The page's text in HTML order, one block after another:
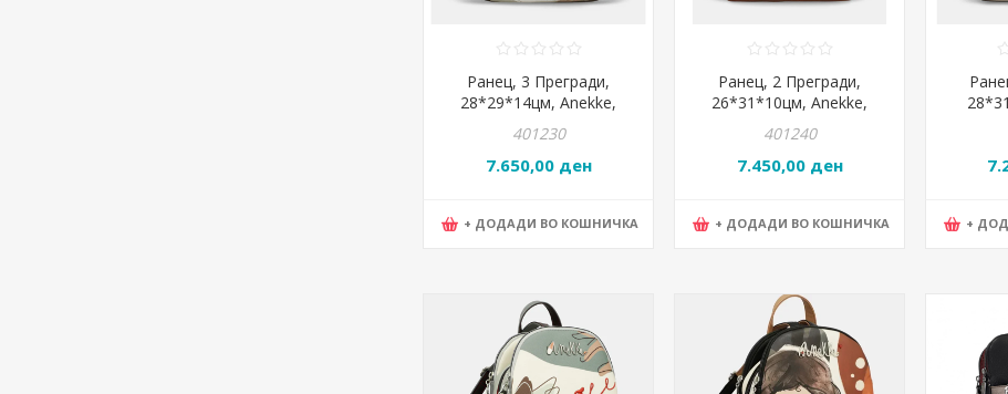
Ранец, 3 Прегради,
28*29*14цм, Anekke,
Muse, 42705-213
401230
7.650,00 ден
+ ДОДАДИ ВО КОШНИЧКА
Ранец, 2 Прегради,
26*31*10цм, Anekke,
Muse, 42705-275
401240
7.450,00 ден
+ ДОДАДИ ВО КОШНИЧКА +